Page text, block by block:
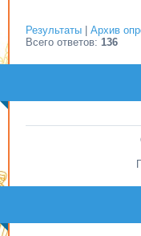
Результаты
Архив
Всего ответов: 136